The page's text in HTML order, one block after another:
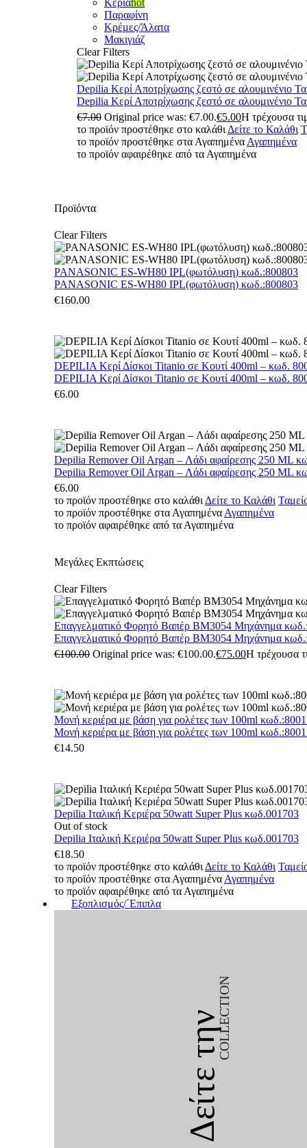
Κεριάhot
Παραφίνη
Κρέμες/Άλατα
Μακιγιάζ
Clear Filters
Depilia Κερί Αποτρίχωσης ζεστό σε αλουμινένιο
Depilia Κερί Αποτρίχωσης ζεστό σε αλουμινένιο
€7.00 Original price was: €7.00.€5.00Η τρέχουσα
το προϊόν προστέθηκε στο καλάθι Δείτε το Καλάθι
το προϊόν προστέθηκε στα Αγαπημένα Αγαπημένα
το προϊόν αφαιρέθηκε από τα Αγαπημένα
Προϊόντα
Clear Filters
PANASONIC ES-WH80 IPL(φωτόλυση) κωδ.:800803
PANASONIC ES-WH80 IPL(φωτόλυση) κωδ.:800803
€160.00
DEPILIA Κερί Δίσκοι Titanio σε Κουτί 400ml – κωδ.
DEPILIA Κερί Δίσκοι Titanio σε Κουτί 400ml – κωδ.
€6.00
Depilia Remover Oil Argan – Λάδι αφαίρεσης 250 ML
Depilia Remover Oil Argan – Λάδι αφαίρεσης 250 ML
€6.00
το προϊόν προστέθηκε στο καλάθι Δείτε το Καλάθι
το προϊόν προστέθηκε στα Αγαπημένα Αγαπημένα
το προϊόν αφαιρέθηκε από τα Αγαπημένα
Μεγάλες Εκπτώσεις
Clear Filters
Επαγγελματικό Φορητό Βαπέρ BM3054 Μηχάνημα
Επαγγελματικό Φορητό Βαπέρ BM3054 Μηχάνημα
€100.00 Original price was: €100.00.€75.00Η τρέχουσα
Μονή κεριέρα με βάση για ρολέτες των 100ml
Μονή κεριέρα με βάση για ρολέτες των 100ml
€14.50
Depilia Ιταλική Κεριέρα 50watt Super Plus κωδ.001703
Out of stock
Depilia Ιταλική Κεριέρα 50watt Super Plus κωδ.001703
€18.50
το προϊόν προστέθηκε στο καλάθι Δείτε το Καλάθι
το προϊόν προστέθηκε στα Αγαπημένα Αγαπημένα
το προϊόν αφαιρέθηκε από τα Αγαπημένα
Εξοπλισμός/΄Επιπλα
Δείτε τηνCOLLECTION